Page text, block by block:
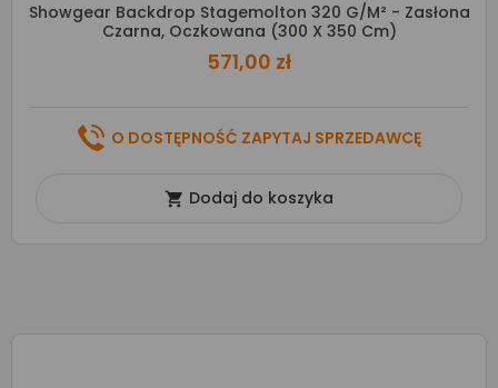
Showgear Backdrop Stagemolton 320 G/m² - Zasłona
Czarna, Oczkowana (300 X 350 Cm)
571,00 zł
O DOSTĘPNOŚĆ ZAPYTAJ SPRZEDAWCĘ
 Dodaj do koszyka